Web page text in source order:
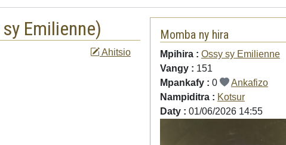
Emilienne)
Ahitsio
Momba ny hira
Mpihira : Ossy sy Emilienne
Vangy : 151
Mpankafy : 0
Ankafizo
Nampiditra : Kotsur
Daty : 01/06/2026 14:55